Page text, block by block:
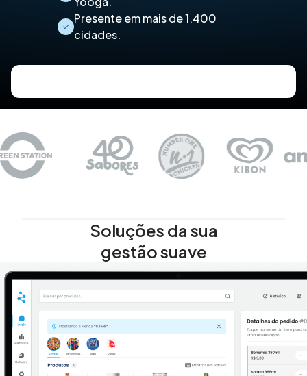
Presente em mais de 1.400
cidades.
Soluções da sua
gestão suave